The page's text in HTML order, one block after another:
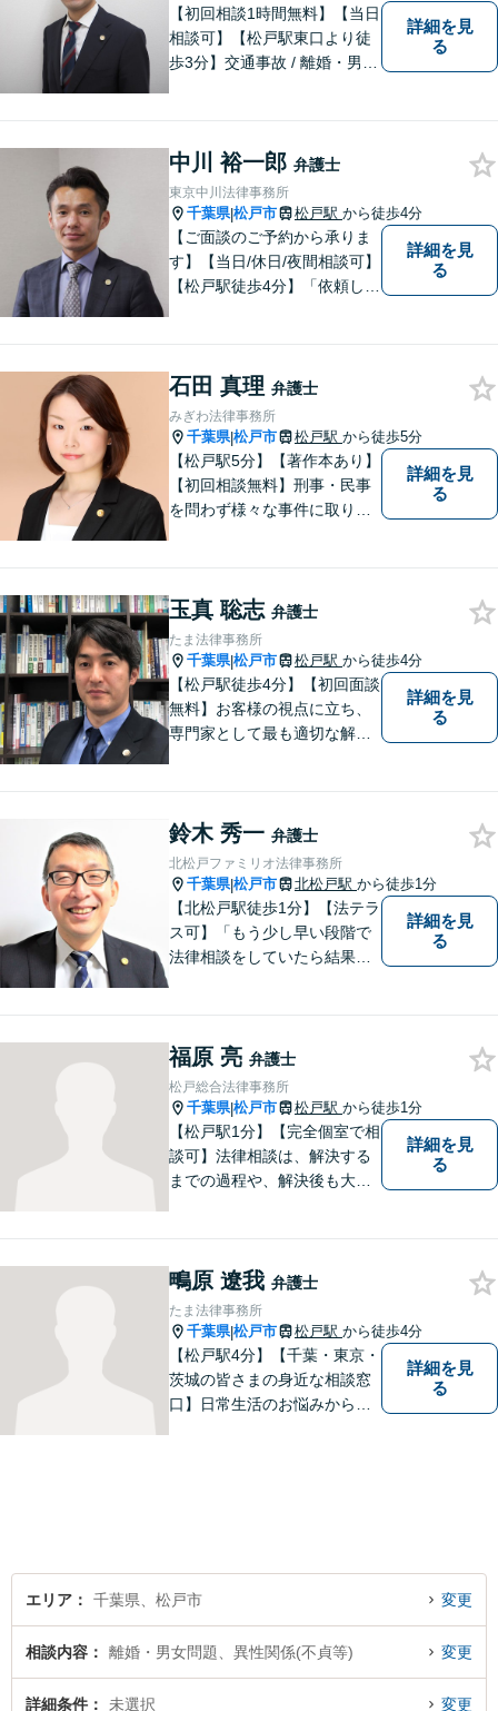
【初回相談1時間無料】【当日
相談可】【松戸駅東口より徒
歩3分】交通事故 / 離婚・男女
ます。ぜひ、お気軽にお越し
ください。
詳細を見
る
中川 裕一郎 弁護士
東京中川法律事務所
千葉県|松戸市 松戸駅 から徒歩4分
【ご面談のご予約から承りま
す】【当日/休日/夜間相談可】
【松戸駅徒歩4分】「依頼して
詳細を見
る
石田 真理 弁護士
みぎわ法律事務所
千葉県|松戸市 松戸駅 から徒歩5分
【松戸駅5分】【著作本あり】
【初回相談無料】刑事・民事
を問わず様々な事件に取り組
てるようサポートさせていた
だきます。
詳細を見
る
玉真 聡志 弁護士
たま法律事務所
千葉県|松戸市 松戸駅 から徒歩4分
【松戸駅徒歩4分】【初回面談
無料】お客様の視点に立ち、
専門家として最も適切な解決
対応。【夜間／休日対応可
能】お客様に寄り添い、スピ
ーディーな解決策を実行しま
す。
詳細を見
る
鈴木 秀一 弁護士
北松戸ファミリオ法律事務所
千葉県|松戸市 北松戸駅 から徒歩1分
【北松戸駅徒歩1分】【法テラ
ス可】「もう少し早い段階で
法律相談をしていたら結果が
に、皆さんの明るい未来をサ
ポートします。【電話相談
可】
詳細を見
る
福原 亮 弁護士
松戸総合法律事務所
千葉県|松戸市 松戸駅 から徒歩1分
【松戸駅1分】【完全個室で相
談可】法律相談は、解決する
までの過程や、解決後も大切
相談30分無料、オンライン面
談、事前の予約で土日の面談
にも対応しております。
詳細を見
る
鴫原 遼我 弁護士
たま法律事務所
千葉県|松戸市 松戸駅 から徒歩4分
【松戸駅4分】【千葉・東京・
茨城の皆さまの身近な相談窓
口】日常生活のお悩みから複
詳細を見
る
エリア 千葉県、松戸市 変更
相談内容 離婚・男女問題、異性関係(不貞等) 変更
詳細条件 未選択 変更